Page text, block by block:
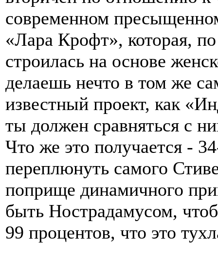
современном
«Лара Крофт», которая,
строилась на основе
делаешь нечто в том же
известный проект, как
ты должен сравняться с
Что же это получается -
переплюнуть самого
поприще динамичного
быть Нострадамусом,
99 процентов, что это